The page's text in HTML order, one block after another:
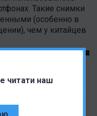
читати наш
Такие снимки
(особенно в
чем у китайцев